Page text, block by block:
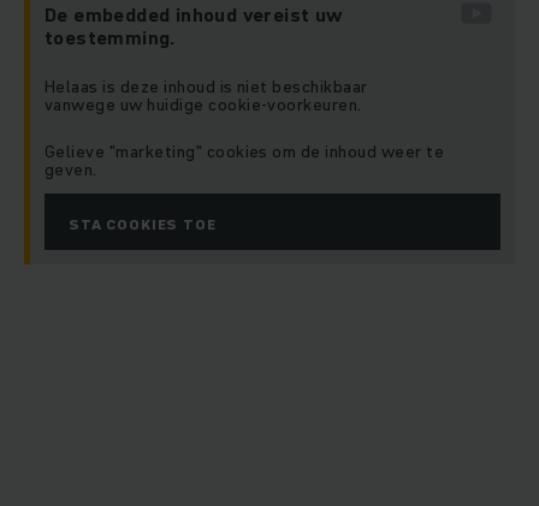
De embedded inhoud vereist uw
toestemming.
Helaas is deze inhoud is niet beschikbaar
vanwege uw huidige cookie-voorkeuren.
Gelieve "marketing" cookies om de inhoud weer te
geven.
STA COOKIES TOE